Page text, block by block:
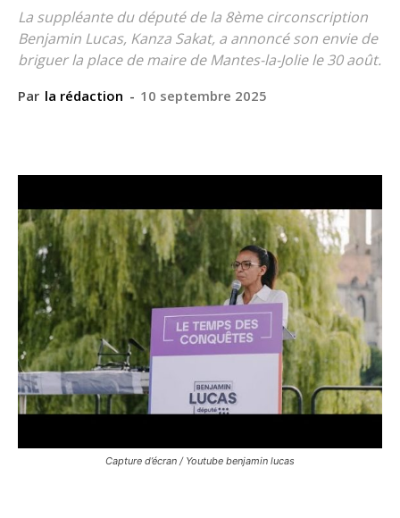
La suppléante du député de la 8ème circonscription
Benjamin Lucas, Kanza Sakat, a annoncé son envie de
briguer la place de maire de Mantes-la-Jolie le 30 août.
Par la rédaction - 10 septembre 2025
Capture d’écran / Youtube benjamin lucas